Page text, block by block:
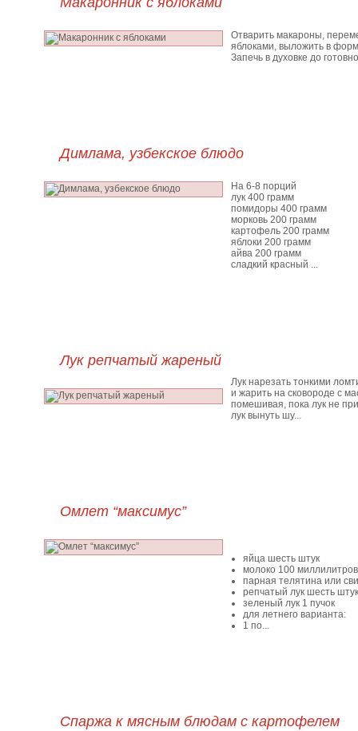
Отварить макароны,
яблоками, выложить в
Запечь в духовке до
Димлама, узбекское блюдо
На 6-8 порций
лук 400 грамм
помидоры 400 грамм
морковь 200 грамм
картофель 200 грамм
яблоки 200 грамм
айва 200 грамм
сладкий красный ...
Лук репчатый жареный
Лук нарезать тонкими
и жарить на сковороде с
помешивая, пока лук не
лук вынуть шу...
Омлет “максимус”
яйца шесть штук
молоко 100 миллилитров
парная телятина или
репчатый лук шесть штук
зеленый лук 1 пучок
для летнего варианта:
1 по...
Спаржа к мясным блюдам с картофелем